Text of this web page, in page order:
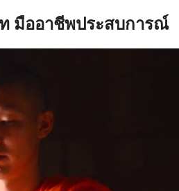
มืออาชีพประสบการณ์